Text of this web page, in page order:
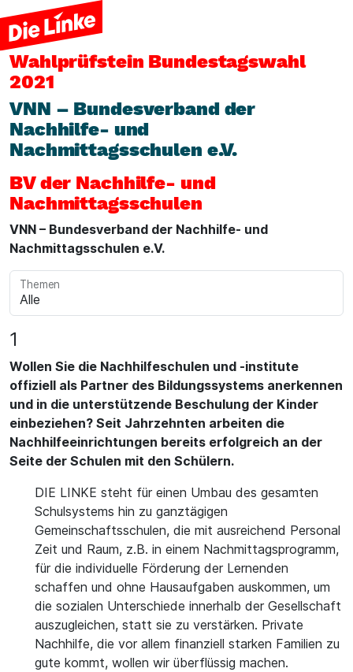
Wahlprüfstein Bundestagswahl
2021
VNN – Bundesverband der
Nachhilfe- und
Nachmittagsschulen e.V.
BV der Nachhilfe- und
Nachmittagsschulen
VNN – Bundesverband der Nachhilfe- und
Nachmittagsschulen e.V.
Themen
1
Wollen Sie die Nachhilfeschulen und -institute
offiziell als Partner des Bildungssystems anerkennen
und in die unterstützende Beschulung der Kinder
einbeziehen? Seit Jahrzehnten arbeiten die
Nachhilfeeinrichtungen bereits erfolgreich an der
Seite der Schulen mit den Schülern.
DIE LINKE steht für einen Umbau des gesamten
Schulsystems hin zu ganztägigen
Gemeinschaftsschulen, die mit ausreichend Personal
Zeit und Raum, z.B. in einem Nachmittagsprogramm,
für die individuelle Förderung der Lernenden
schaffen und ohne Hausaufgaben auskommen, um
die sozialen Unterschiede innerhalb der Gesellschaft
auszugleichen, statt sie zu verstärken. Private
Nachhilfe, die vor allem finanziell starken Familien zu
gute kommt, wollen wir überflüssig machen.